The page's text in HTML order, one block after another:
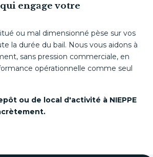
engage votre
ou mal dimensionné pèse sur vos
la durée du bail. Nous vous aidons à
sans pression commerciale, en
opérationnelle comme seul
ou de local d'activité à NIEPPE